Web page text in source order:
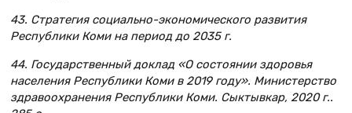
43. Стратегия социально-экономического развития
Республики Коми на период до 2035 г.
44. Государственный доклад «О состоянии здоровья
населения Республики Коми в 2019 году». Министерство
здравоохранения Республики Коми. Сыктывкар, 2020 г..